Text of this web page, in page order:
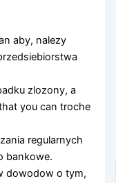
aby, nalezy
zlozony, a
you can troche
regularnych
bankowe.
dowodow o tym,